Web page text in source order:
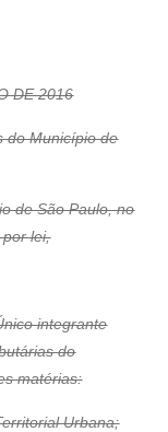
DE 2016
do Município de
de São Paulo, no
por lei,
integrante
do
matérias:
Urbana;